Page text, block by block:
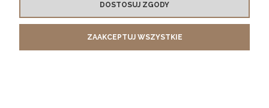
DOSTOSUJ ZGODY
ZAAKCEPTUJ WSZYSTKIE